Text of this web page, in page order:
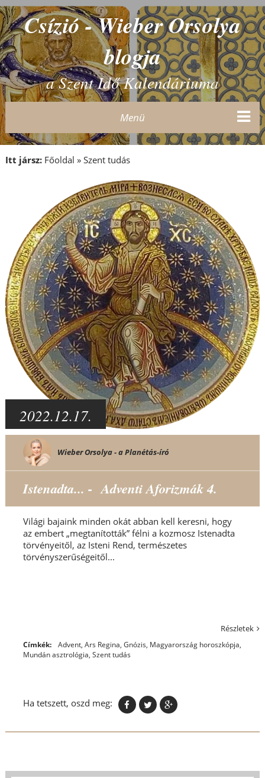
Csízió - Wieber Orsolya
blogja
a Szent Idő Kalendáriuma
Menü
Itt jársz: Főoldal » Szent tudás
2022.12.17.
Wieber Orsolya - a Planétás-író
Istenadta... - Adventi Aforizmák 4.
Világi bajaink minden okát abban kell keresni, hogy
az embert „megtanították” félni a kozmosz Istenadta
törvényeitől, az Isteni Rend, természetes
törvényszerűségeitől...
Részletek
Címkék: Advent, Ars Regina, Gnózis, Magyarország horoszkópja,
Mundán asztrológia, Szent tudás
Ha tetszett, oszd meg: